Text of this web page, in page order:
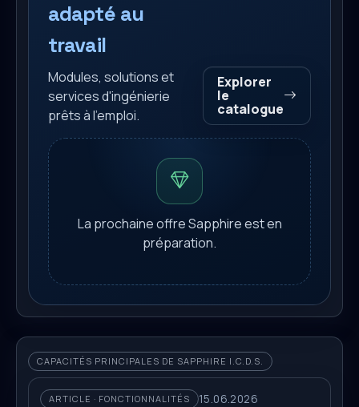
adapté au
travail
Modules, solutions et
services d'ingénierie
prêts à l'emploi.
Explorer
le
catalogue
La prochaine offre Sapphire est en
préparation.
CAPACITÉS PRINCIPALES DE SAPPHIRE I.C.D.S.
ARTICLE · FONCTIONNALITÉS 15.06.2026